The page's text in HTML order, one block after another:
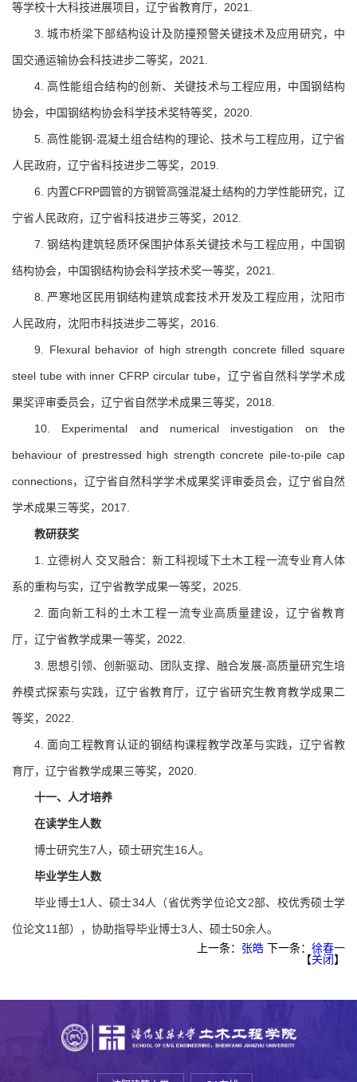
等学校十大科技进展项目，辽宁省教育厅，2021.
3. 城市桥梁下部结构设计及防撞预警关键技术及应用研究，中
国交通运输协会科技进步二等奖，2021.
4. 高性能组合结构的创新、关键技术与工程应用，中国钢结构
协会，中国钢结构协会科学技术奖特等奖，2020.
5. 高性能钢-混凝土组合结构的理论、技术与工程应用，辽宁省
人民政府，辽宁省科技进步二等奖，2019.
6. 内置CFRP圆管的方钢管高强混凝土结构的力学性能研究，辽
宁省人民政府，辽宁省科技进步三等奖，2012.
7. 钢结构建筑轻质环保围护体系关键技术与工程应用，中国钢
结构协会，中国钢结构协会科学技术奖一等奖，2021.
8. 严寒地区民用钢结构建筑成套技术开发及工程应用，沈阳市
人民政府，沈阳市科技进步二等奖，2016.
9. Flexural behavior of high strength concrete filled square
steel tube with inner CFRP circular tube，辽宁省自然科学学术成
果奖评审委员会，辽宁省自然学术成果三等奖，2018.
10. Experimental and numerical investigation on the
behaviour of prestressed high strength concrete pile-to-pile cap
connections，辽宁省自然科学学术成果奖评审委员会，辽宁省自然
学术成果三等奖，2017.
教研获奖
1. 立德树人 交叉融合：新工科视域下土木工程一流专业育人体
系的重构与实，辽宁省教学成果一等奖，2025.
2. 面向新工科的土木工程一流专业高质量建设，辽宁省教育
厅，辽宁省教学成果一等奖，2022.
3. 思想引领、创新驱动、团队支撑、融合发展-高质量研究生培
养模式探索与实践，辽宁省教育厅，辽宁省研究生教育教学成果二
等奖，2022.
4. 面向工程教育认证的钢结构课程教学改革与实践，辽宁省教
育厅，辽宁省教学成果三等奖，2020.
十一、 人才培养
在读学生人数
博士研究生7人，硕士研究生16人。
毕业学生人数
毕业博士1人、硕士34人（省优秀学位论文2部、校优秀硕士学
位论文11部），协助指导毕业博士3人、硕士50余人。
上一条： 张皓 下一条： 徐春一
【关闭】